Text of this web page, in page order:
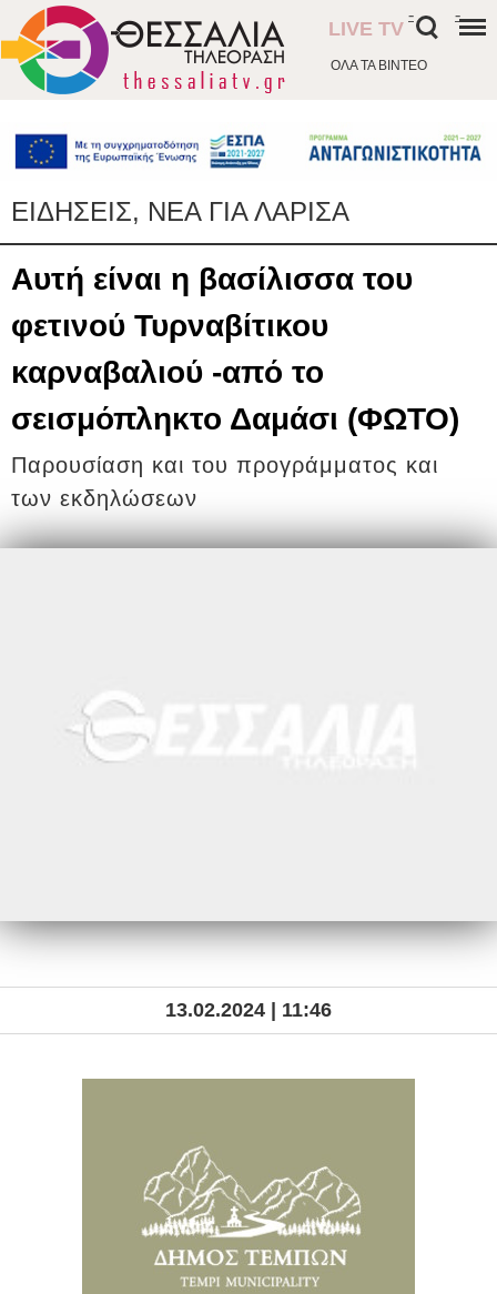
ΟΛΑ ΤΑ ΒΙΝΤΕΟ
LIVE TV
- -
ΕΙΔΗΣΕΙΣ, ΝΕΑ ΓΙΑ ΛΑΡΙΣΑ
Αυτή είναι η βασίλισσα του
φετινού Τυρναβίτικου
καρναβαλιού -από το
σεισμόπληκτο Δαμάσι (ΦΩΤΟ)
Παρουσίαση και του προγράμματος και
των εκδηλώσεων
13.02.2024 | 11:46